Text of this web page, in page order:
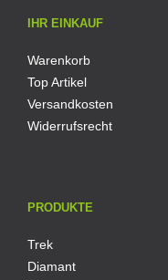
IHR EINKAUF
Warenkorb
Top Artikel
Versandkosten
Widerrufsrecht
PRODUKTE
Trek
Diamant